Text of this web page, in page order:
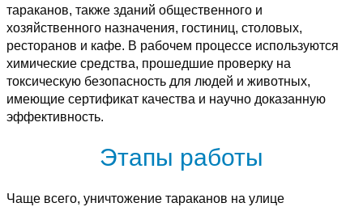
тараканов, также зданий общественного и
хозяйственного назначения, гостиниц, столовых,
ресторанов и кафе. В рабочем процессе используются
химические средства, прошедшие проверку на
токсическую безопасность для людей и животных,
имеющие сертификат качества и научно доказанную
эффективность.
Этапы работы
Чаще всего, уничтожение тараканов на улице